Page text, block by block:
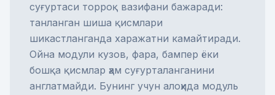
суғуртаси торроқ вазифани бажаради:
танланган шиша қисмлари
шикастланганда харажатни камайтиради.
Ойна модули кузов, фара, бампер ёки
бошқа қисмлар ҳам суғурталанганини
англатмайди. Бунинг учун алоҳида модуль